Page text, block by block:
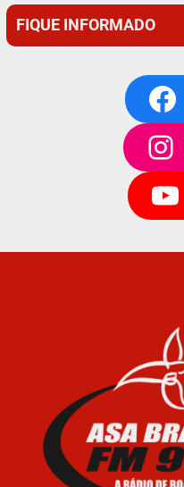
FIQUE INFORMADO